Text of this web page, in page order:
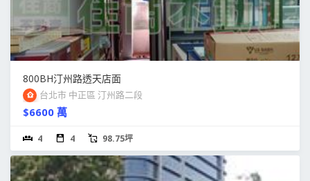
800BH汀州路透天店面
台北市 中正區 汀州路二段
$6600 萬
4 4 98.75坪